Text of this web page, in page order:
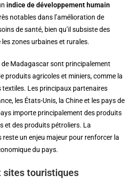
indice de développement humain
notables dans l’amélioration de
de santé, bien qu’il subsiste des
zones urbaines et rurales.
Madagascar sont principalement
produits agricoles et miniers, comme la
textiles. Les principaux partenaires
les États-Unis, la Chine et les pays de
importe principalement des produits
et des produits pétroliers. La
un enjeu majeur pour renforcer la
du pays.
sites touristiques